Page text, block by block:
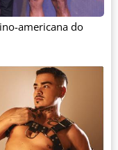
americana do